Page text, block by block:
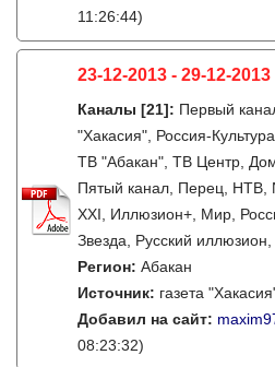
11:26:44)
23-12-2013 - 29-12-2013
Каналы [21]: Первый
"Хакасия", Россия-
ТВ "Абакан", ТВ Центр,
Пятый канал, Перец, НТВ,
XXI, Иллюзион+, Мир,
Звезда, Русский
Регион: Абакан
Источник: газета
Добавил на сайт:
08:23:32)